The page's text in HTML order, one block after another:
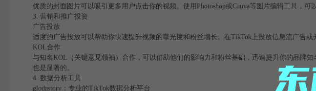
优质的封面图片可以吸引更多用户点击你的视频。使用Photoshop或Canva等图片编辑工具，可
3. 营销和推广投资
广告投放
适度的广告投放可以帮助你快速提升视频的曝光度和粉丝增长。在TikTok上投放信息流广告
KOL合作
与知名KOL（关键意见领袖）合作，可以借助他们的影响力和粉丝基础，迅速提升你的品牌
也是显著的。
4. 数据分析工具
glodastory：专业的TikTok数据分析平台